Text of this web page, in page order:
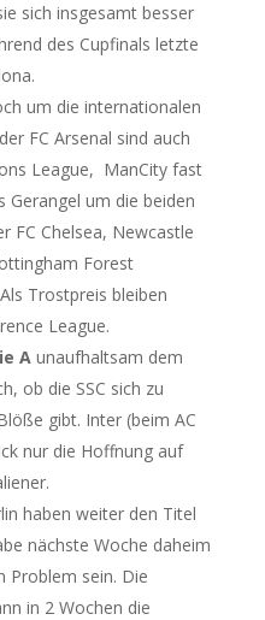
sich insgesamt besser
des Cupfinals letzte
um die internationalen
FC Arsenal sind auch
League, ManCity fast
Gerangel um die beiden
FC Chelsea, Newcastle
Forest
Trostpreis bleiben
League.
Aunaufhaltsam dem
ob die SSC sich zu
gibt. Inter (beim AC
nur die Hoffnung auf
haben weiter den Titel
nächste Woche daheim
Problem sein. Die
in 2 Wochen die